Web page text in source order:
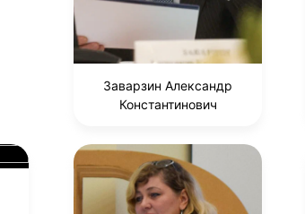
Заварзин Александр
Константинович